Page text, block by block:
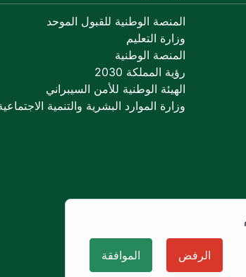
المنصة الوطنية للقبول الموحد
وزارة التعليم
المنصة الوطنية
رؤية المملكة 2030
الهيئة الوطنية للأمن السيبراني
وزارة الموارد البشرية والتنمية الاجتماعية
الرفض الموافقة